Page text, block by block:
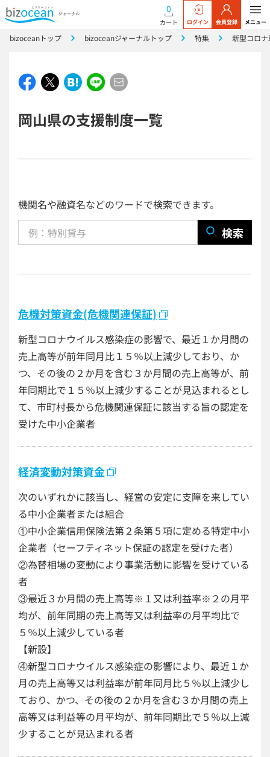
0
カート ログイン 会員登録 メニュー
bizoceanトップ bizoceanジャーナルトップ 特集 新型コロ
岡山県の支援制度一覧
機関名や融資名などのワードで検索できます。
検索
危機対策資金(危機関連保証)
新型コロナウイルス感染症の影響で、最近１か月間の
売上高等が前年同月比１５％以上減少しており、か
つ、その後の２か月を含む３か月間の売上高等が、前
年同期比で１５％以上減少することが見込まれるとし
て、市町村長から危機関連保証に該当する旨の認定を
受けた中小企業者
経済変動対策資金
次のいずれかに該当し、経営の安定に支障を来してい
る中小企業者または組合
①中小企業信用保険法第２条第５項に定める特定中小
企業者（セーフティネット保証の認定を受けた者）
②為替相場の変動により事業活動に影響を受けている
者
③最近３か月間の売上高等※１又は利益率※２の月平
均が、前年同期の売上高等又は利益率の月平均比で
５％以上減少している者
【新設】
④新型コロナウイルス感染症の影響により、最近１か
月の売上高等又は利益率が前年同月比５％以上減少し
ており、かつ、その後の２か月を含む３か月間の売上
高等又は利益等の月平均が、前年同期比で５％以上減
少することが見込まれる者